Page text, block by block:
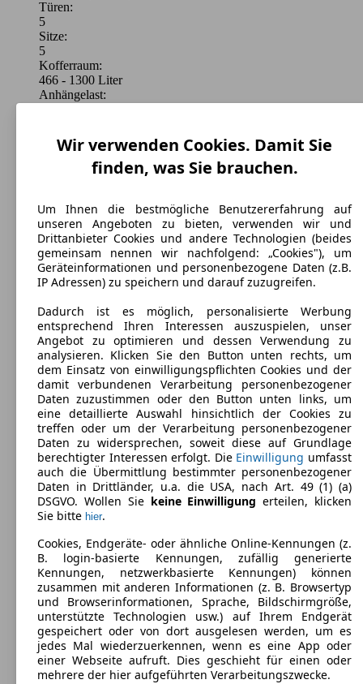
Türen:
5
Sitze:
5
Kofferraum:
466 - 1300 Liter
Anhängelast:
Hyundai KONA Hybrid ( Seit 2023)
Maße (L/B/H):
ab 4368 x 1825 x 1585 mm
Leistung:
Türen:
5
Sitze:
5
Kofferraum:
466 - 1300 Liter
Anhängelast:
1010 - 1300 kg
Maße (L/B/H):
ab 4185 x 1800 x 1565 mm
Leistung:
77 KW (105 PS)
Türen:
5
Sitze:
5
Kofferraum:
Wir verwenden Cookies. Damit Sie
finden, was Sie brauchen.
Um Ihnen die bestmögliche Benutzererfahrung auf
unseren Angeboten zu bieten, verwenden wir und
Drittanbieter Cookies und andere Technologien (beides
gemeinsam nennen wir nachfolgend: „Cookies"), um
Geräteinformationen und personenbezogene Daten (z.B.
IP Adressen) zu speichern und darauf zuzugreifen.
Dadurch ist es möglich, personalisierte Werbung
entsprechend Ihren Interessen auszuspielen, unser
Angebot zu optimieren und dessen Verwendung zu
analysieren. Klicken Sie den Button unten rechts, um
dem Einsatz von einwilligungspflichten Cookies und der
damit verbundenen Verarbeitung personenbezogener
Daten zuzustimmen oder den Button unten links, um
eine detaillierte Auswahl hinsichtlich der Cookies zu
treffen oder um der Verarbeitung personenbezogener
Daten zu widersprechen, soweit diese auf Grundlage
berechtigter Interessen erfolgt. Die Einwilligung umfasst
auch die Übermittlung bestimmter personenbezogener
Daten in Drittländer, u.a. die USA, nach Art. 49 (1) (a)
DSGVO. Wollen Sie keine Einwilligung erteilen, klicken
Sie bitte hier.
Cookies, Endgeräte- oder ähnliche Online-Kennungen (z.
B. login-basierte Kennungen, zufällig generierte
Kennungen, netzwerkbasierte Kennungen) können
zusammen mit anderen Informationen (z. B. Browsertyp
und Browserinformationen, Sprache, Bildschirmgröße,
unterstützte Technologien usw.) auf Ihrem Endgerät
gespeichert oder von dort ausgelesen werden, um es
jedes Mal wiederzuerkennen, wenn es eine App oder
einer Webseite aufruft. Dies geschieht für einen oder
mehrere der hier aufgeführten Verarbeitungszwecke.